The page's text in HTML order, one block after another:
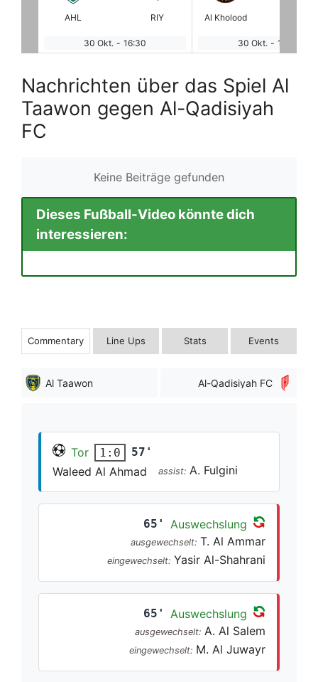
Al Kholood NEOM
30 Okt. - 16:30
Al Okhdood
31 Okt. - 12:40
Nachrichten über das Spiel Al
Taawon gegen Al-Qadisiyah
FC
Keine Beiträge gefunden
Dieses Fußball-Video könnte dich
interessieren:
Commentary Line Ups Stats Events
Al Taawon Al-Qadisiyah FC
Tor 1:0 57'
Waleed Al Ahmad assist: A. Fulgini
65' Auswechslung
ausgewechselt: T. Al Ammar
eingewechselt: Yasir Al-Shahrani
65' Auswechslung
ausgewechselt: A. Al Salem
eingewechselt: M. Al Juwayr